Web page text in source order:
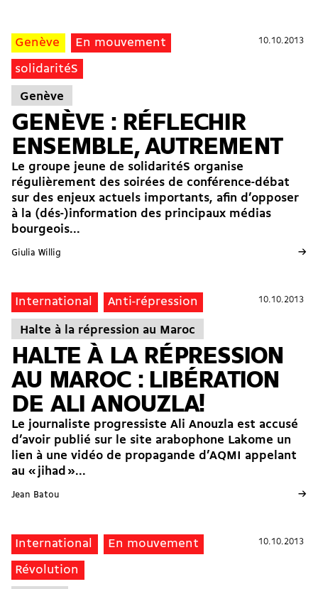
10.10.2013
Genève En mouvement
solidaritéS
10.10.2013
Genève
GENÈVE : RÉFLECHIR
ENSEMBLE, AUTREMENT
Le groupe jeune de solidaritéS organise
régulièrement des soirées de conférence-débat
sur des enjeux actuels importants, afin d’opposer
à la (dés-)information des principaux médias
bourgeois...
Giulia Willig →
10.10.2013
International Anti-répression 10.10.2013
Halte à la répression au Maroc
HALTE À LA RÉPRESSION
AU MAROC : LIBÉRATION
DE ALI ANOUZLA!
Le journaliste progressiste Ali Anouzla est accusé
d’avoir publié sur le site arabophone Lakome un
lien à une vidéo de propagande d’AQMI appelant
au « jihad »...
Jean Batou →
10.10.2013
International En mouvement
Révolution
10.10.2013